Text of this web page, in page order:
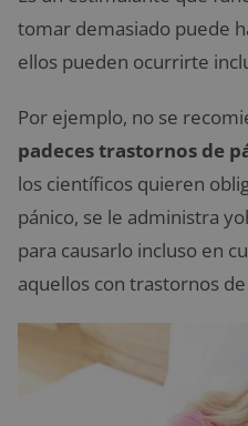
tomar demasiado puede
ellos pueden ocurrirte
Por ejemplo, no se
padeces trastornos de
los científicos quieren
pánico, se le administra
para causarlo incluso en
aquellos con trastornos